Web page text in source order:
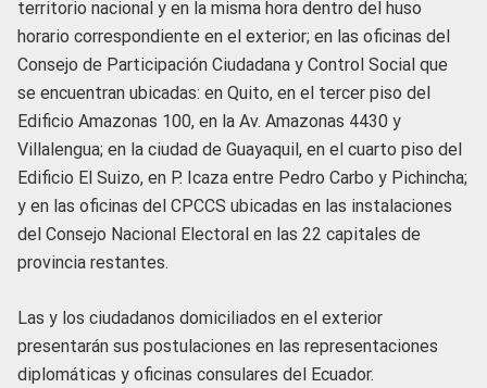
territorio nacional y en la misma hora dentro del huso
horario correspondiente en el exterior; en las oficinas del
Consejo de Participación Ciudadana y Control Social que
se encuentran ubicadas: en Quito, en el tercer piso del
Edificio Amazonas 100, en la Av. Amazonas 4430 y
Villalengua; en la ciudad de Guayaquil, en el cuarto piso del
Edificio El Suizo, en P. Icaza entre Pedro Carbo y Pichincha;
y en las oficinas del CPCCS ubicadas en las instalaciones
del Consejo Nacional Electoral en las 22 capitales de
provincia restantes.
Las y los ciudadanos domiciliados en el exterior
presentarán sus postulaciones en las representaciones
diplomáticas y oficinas consulares del Ecuador.